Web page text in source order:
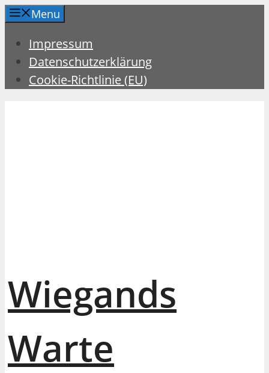
Zum
springen
Menu
Impressum
Datenschutzerklärung
Cookie-Richtlinie (EU)
Wiegands
Warte